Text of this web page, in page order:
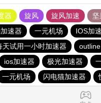
器 旋风 旋风加速
速器 一元机场 IOS加
天试用一小时加速器 outline
ios加速器 极光加速器
一元机场 闪电猫加速器